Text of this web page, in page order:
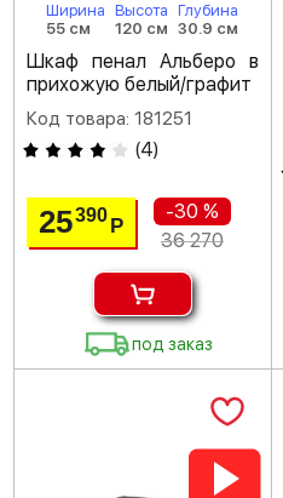
Ширина
55 см
Высота
120 см
Глубина
30.9 см
Шкаф пенал Альберо в
прихожую белый/графит
Код товара: 181251
(4)
25390Р
-30 %
36 270
под заказ